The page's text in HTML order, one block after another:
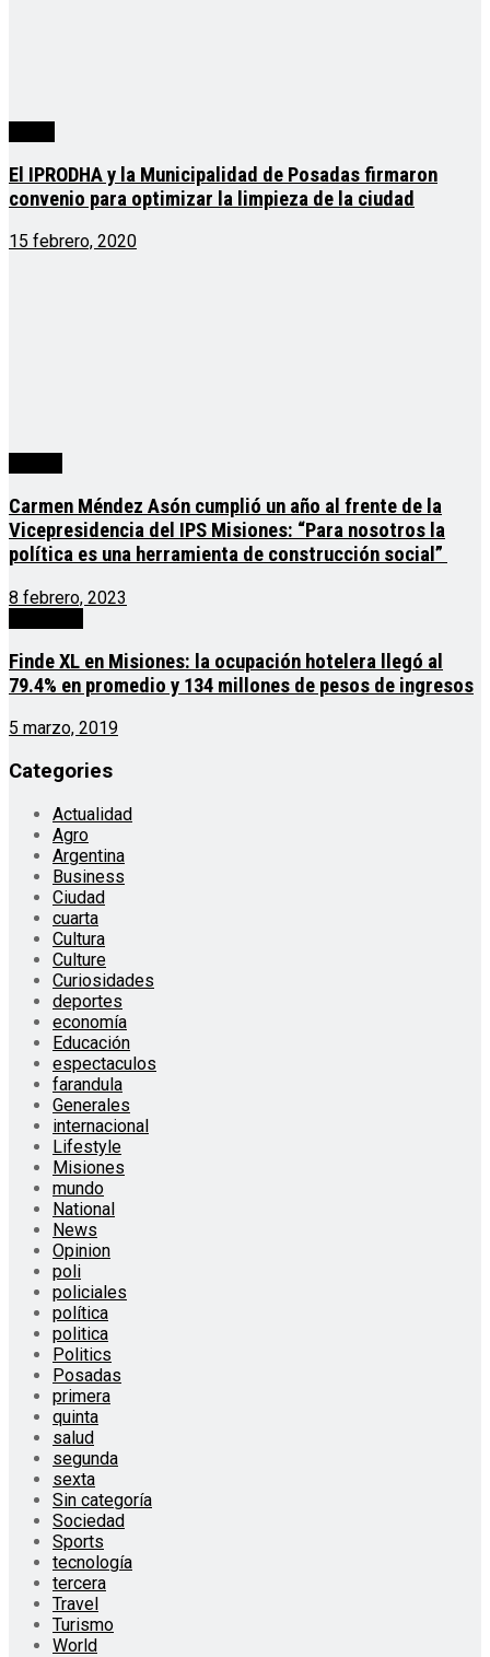
El IPRODHA y la Municipalidad de Posadas firmaron
convenio para optimizar la limpieza de la ciudad
15 febrero, 2020
Carmen Méndez Asón cumplió un año al frente de la
Vicepresidencia del IPS Misiones: “Para nosotros la
política es una herramienta de construcción social”
8 febrero, 2023
Finde XL en Misiones: la ocupación hotelera llegó al
79.4% en promedio y 134 millones de pesos de ingresos
5 marzo, 2019
Categories
Actualidad
Agro
Argentina
Business
Ciudad
cuarta
Cultura
Culture
Curiosidades
deportes
economía
Educación
espectaculos
farandula
Generales
internacional
Lifestyle
Misiones
mundo
National
News
Opinion
poli
policiales
política
politica
Politics
Posadas
primera
quinta
salud
segunda
sexta
Sin categoría
Sociedad
Sports
tecnología
tercera
Travel
Turismo
World